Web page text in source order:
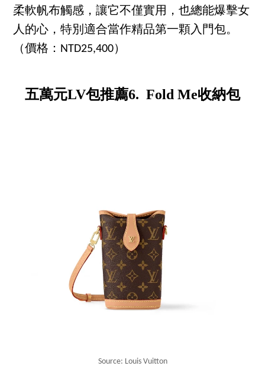
柔軟帆布觸感，讓它不僅實用，也總能爆擊女
人的心，特別適合當作精品第一顆入門包。
（價格：NTD25,400）
五萬元LV包推薦6. Fold Me收納包
Source: Louis Vuitton